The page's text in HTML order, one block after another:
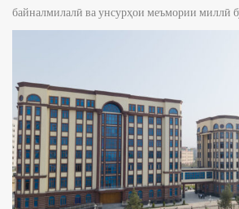
байналмилалӣ ва унсурҳои меъмории миллӣ